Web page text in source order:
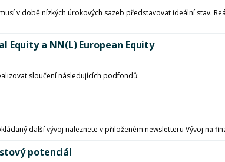
v době nízkých úrokových sazeb představovat ideální stav.
Equity a NN(L) European Equity
sloučení následujících podfondů:
další vývoj naleznete v přiloženém newsletteru Vývoj na
potenciál